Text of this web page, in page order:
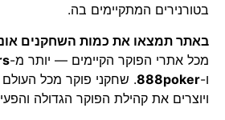
בטורנירים המתקיימים בה.
באתר תמצאו את כמות השחקנים
מכל אתרי הפוקר הקיימים — יותר מ-
ו-888poker
ויוצרים את קהילת הפוקר הגדולה